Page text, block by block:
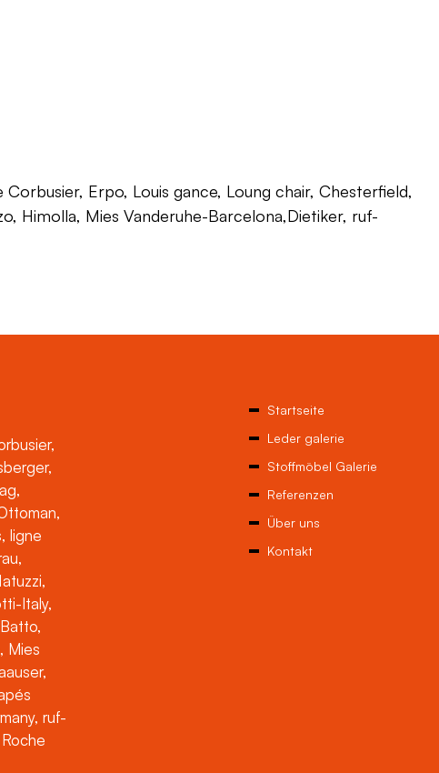
Erpo, Louis gance, Loung chair, Chesterfield,
Himolla, Mies Vanderuhe-Barcelona,Dietiker, ruf-
ligne
Italy,
Mies
ruf-
Startseite
Leder galerie
Stoffmöbel Galerie
Referenzen
Über uns
Kontakt